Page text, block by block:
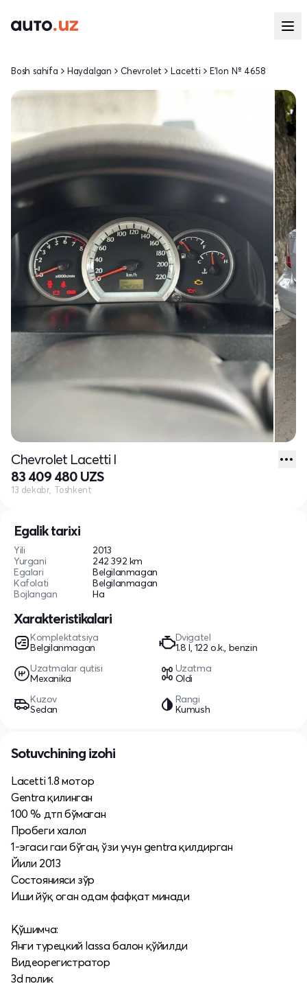
Egalik tarixi
Yili
2013
Yurgani
242 392 km
Egalari
Belgilanmagan
Kafolati
Belgilanmagan
Bojlangan
Ha
Xarakteristikalari
Komplektatsiya
Belgilanmagan
Dvigatel
1.8 l, 122 o.k., benzin
Uzatmalar qutisi
Mexanika
Uzatma
Oldi
Kuzov
Sedan
Rangi
Kumush
Bosh sahifa Haydalgan Chevrolet Lacetti E'lon № 4658
Chevrolet Lacetti I
83 409 480 UZS
13 dekabr, Toshkent
Sotuvchining izohi
Lacetti 1.8 мотор
Gentra қилинган
100 % дтп бўмаган
Пробеги халол
1-эгаси гаи бўган, ўзи учун gentra қилдирган
Йили 2013
Состоянияси зўр
Иши йўқ оган одам фафқат минади
Қўшимча:
Янги турецкий lassa балон қўйилди
Видеорегистратор
3d полик